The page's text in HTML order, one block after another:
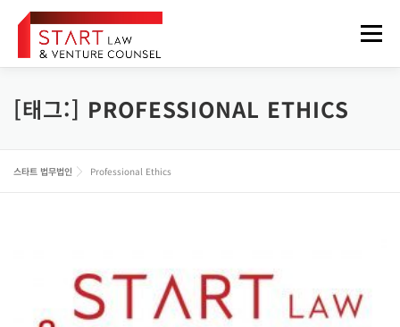
메뉴
법무법인 소개 업무분야 구성원 오시는 길
정보게시판 FOREIGNER
[태그:] PROFESSIONAL ETHICS
스타트 법무법인 Professional Ethics